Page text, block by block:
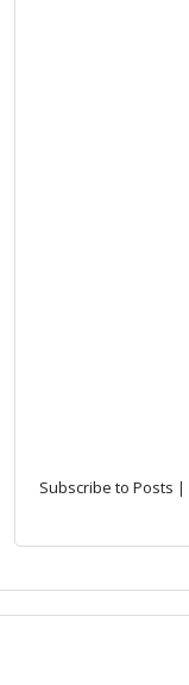
Subscribe to Posts |